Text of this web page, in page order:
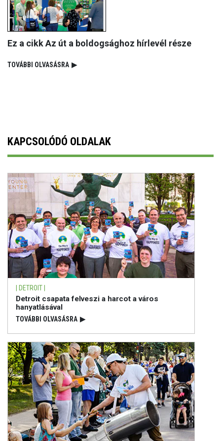
Ez a cikk Az út a boldogsághoz hírlevél része
TOVÁBBI OLVASÁSRA ▶
KAPCSOLÓDÓ OLDALAK
| DETROIT |
Detroit csapata felveszi a harcot a város
hanyatlásával
TOVÁBBI OLVASÁSRA ▶